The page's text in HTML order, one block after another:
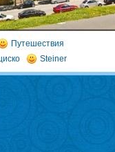
Путешествия
Steiner